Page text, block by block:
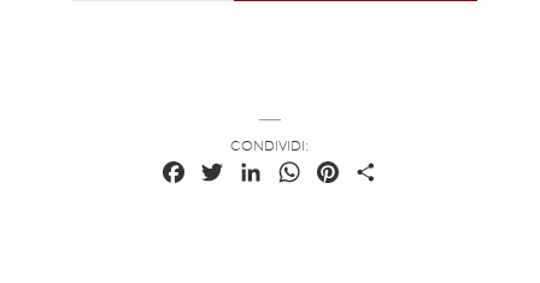
CONDIVIDI:
FacebookTwitterLinkedInWhatsAppPinterest